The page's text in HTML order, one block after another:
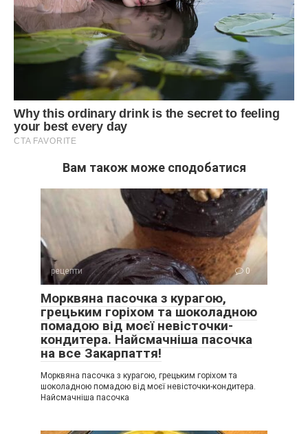
Вам також може сподобатися
рецепти 0
Морквяна пасочка з курагою,
грецьким горіхом та шоколадною
помадою від моєї невісточки-
кондитера. Найсмачніша пасочка
на все Закарпаття!
Морквяна пасочка з курагою, грецьким горіхом та
шоколадною помадою від моєї невісточки-кондитера.
Найсмачніша пасочка